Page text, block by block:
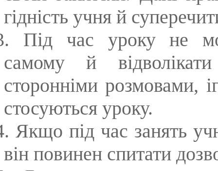
гідність учня й
Під час уроку не
самому й
сторонніми розмовами,
стосуються уроку.
Якщо під час занять
він повинен спитати